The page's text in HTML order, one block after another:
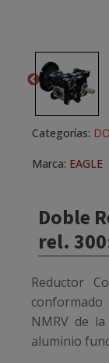
Doble
rel.
Reductor
NMRV de la
aluminio
Categorías:
Marca: EAGLE